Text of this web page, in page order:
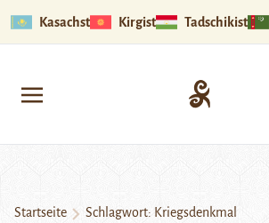
Kasachstan Kirgistan Tadschikistan
Startseite Schlagwort: Kriegsdenkmal